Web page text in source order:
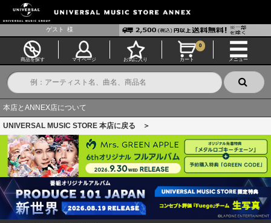
ゲスト 様
商品を探す マイページ お気に入り カート
0
メニュー
本店とANNEX店について
UNIVERSAL MUSIC STORE 本店に戻る ＞